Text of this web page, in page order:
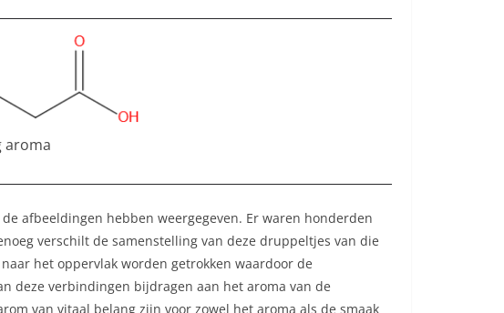
aroma
afbeeldingen hebben weergegeven. Er waren honderden
verschilt de samenstelling van deze druppeltjes van die
het oppervlak worden getrokken waardoor de
deze verbindingen bijdragen aan het aroma van de
van vitaal belang zijn voor zowel het aroma als de smaak